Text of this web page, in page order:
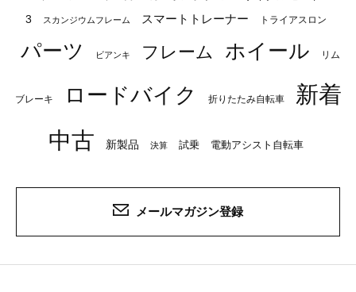
3
スカンジウムフレーム スマートトレーナー トライアスロン
パーツ ビアンキ フレーム ホイール リム
ブレーキ ロードバイク 折りたたみ自転車
新着
中古
新製品 決算 試乗 電動アシスト自転車
メールマガジン登録